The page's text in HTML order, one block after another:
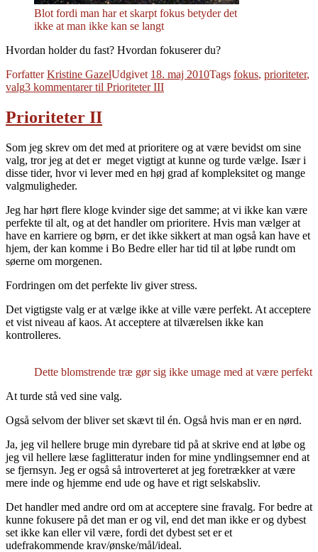
Blot fordi man har et skarpt fokus betyder det
ikke at man ikke kan se langt
Hvordan holder du fast? Hvordan fokuserer du?
ForfatterKristine GazelUdgivet 18. maj 2010Tags fokus, prioriteter,
valg3 kommentarertil Prioriteter III
Prioriteter II
Som jeg skrev om det med at prioritere og at være bevidst om sine
valg, tror jeg at det er meget vigtigt at kunne og turde vælge. Især i
disse tider, hvor vi lever med en høj grad af kompleksitet og mange
valgmuligheder.
Jeg har hørt flere kloge kvinder sige det samme; at vi ikke kan være
perfekte til alt, og at det handler om prioritere. Hvis man vælger at
have en karriere og børn, er det ikke sikkert at man også kan have et
hjem, der kan komme i Bo Bedre eller har tid til at løbe rundt om
søerne om morgenen.
Fordringen om det perfekte liv giver stress.
Det vigtigste valg er at vælge ikke at ville være perfekt. At acceptere
et vist niveau af kaos. At acceptere at tilværelsen ikke kan
kontrolleres.
Dette blomstrende træ gør sig ikke umage med at være perfekt
At turde stå ved sine valg.
Også selvom der bliver set skævt til én. Også hvis man er en nørd.
Ja, jeg vil hellere bruge min dyrebare tid på at skrive end at løbe og
jeg vil hellere læse faglitteratur inden for mine yndlingsemner end at
se fjernsyn. Jeg er også så introverteret at jeg foretrækker at være
mere inde og hjemme end ude og have et rigt selskabsliv.
Det handler med andre ord om at acceptere sine fravalg. For bedre at
kunne fokusere på det man er og vil, end det man ikke er og dybest
set ikke kan eller vil være, fordi det dybest set er et
udefrakommende krav/ønske/mål/ideal.